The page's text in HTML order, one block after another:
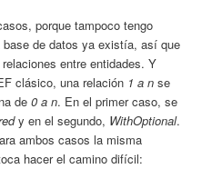
porque tampoco tengo
de datos ya existía, así que
entre entidades. Y
clásico, una relación 1 a n se
de0 a n. En el primer caso, se
y en el segundo, WithOptional.
ambos casos la misma
hacer el camino difícil: